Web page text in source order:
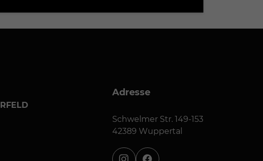
Adresse
Schwelmer Str. 149-153
42389 Wuppertal
instagramfacebook